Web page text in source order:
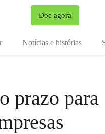
Doe agora
Notícias e histórias
prazo para